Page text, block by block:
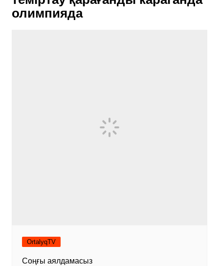
олимпияда
OrtalyqTV
Соңғы аялдамасыз